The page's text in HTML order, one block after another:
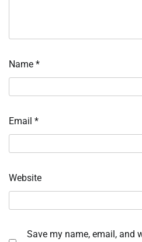
Name *
Email *
Website
Save my name, email, and